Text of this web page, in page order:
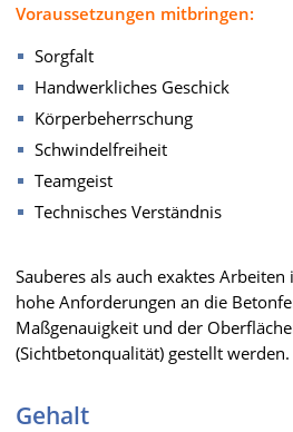
Voraussetzungen mitbringen:
Sorgfalt
Handwerkliches Geschick
Körperbeherrschung
Schwindelfreiheit
Teamgeist
Technisches Verständnis
Sauberes als auch exaktes
hohe Anforderungen an die
Maßgenauigkeit und der
(Sichtbetonqualität) gestellt werden.
Gehalt